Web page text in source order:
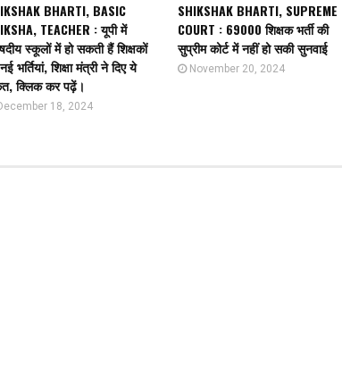
BHARTI, BASIC
TEACHER : यूपी में
स्कूलों में हो सकती हैं शिक्षकों
भर्तियां, शिक्षा मंत्री ने दिए ये
क्लिक कर पढ़ें।
18, 2024
SHIKSHAK BHARTI, SUPREME
COURT : 69000 शिक्षक भर्ती की
सुप्रीम कोर्ट में नहीं हो सकी सुनवाई
November 20, 2024